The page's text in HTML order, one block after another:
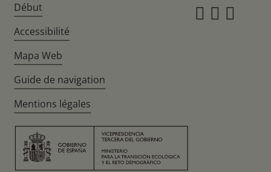
Début
Accessibilité
Mapa Web
Guide de navigation
Mentions légales